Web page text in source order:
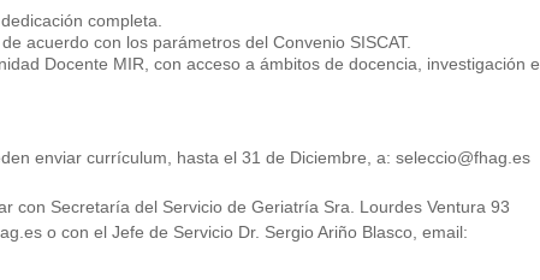
completa.
acuerdo con los parámetros del Convenio SISCAT.
Docente MIR, con acceso a ámbitos de docencia, investigación e
enviar currículum, hasta el 31 de Diciembre, a: seleccio@fhag.es
con Secretaría del Servicio de Geriatría Sra. Lourdes Ventura 93
o con el Jefe de Servicio Dr. Sergio Ariño Blasco, email: